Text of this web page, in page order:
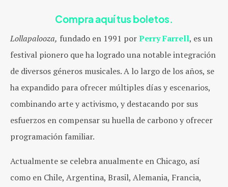
Compra aquí tus boletos.
Lollapalooza, fundado en 1991 porPerry Farrell, es un
festival pionero que ha logrado una notable integración
de diversos géneros musicales. A lo largo de los años, se
ha expandido para ofrecer múltiples días y escenarios,
combinando arte y activismo, y destacando por sus
esfuerzos en compensar su huella de carbono y ofrecer
programación familiar.
Actualmente se celebra anualmente en Chicago, así
como en Chile, Argentina, Brasil, Alemania, Francia,